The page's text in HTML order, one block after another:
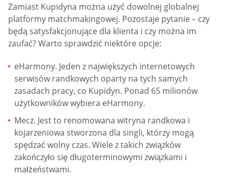
Zamiast Kupidyna można użyć dowolnej globalnej
platformy matchmakingowej. Pozostaje pytanie – czy
będą satysfakcjonujące dla klienta i czy można im
zaufać? Warto sprawdzić niektóre opcje:
eHarmony. Jeden z największych internetowych
serwisów randkowych oparty na tych samych
zasadach pracy, co Kupidyn. Ponad 65 milionów
użytkowników wybiera eHarmony.
Mecz. Jest to renomowana witryna randkowa i
kojarzeniowa stworzona dla singli, którzy mogą
spędzać wolny czas. Wiele z takich związków
zakończyło się długoterminowymi związkami i
małżeństwami.